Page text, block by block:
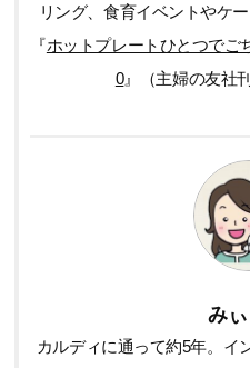
リング、食育イベントやケ
『ホットプレートひとつでご
0』（主婦の友社
み
カルディに通って約5年。イ